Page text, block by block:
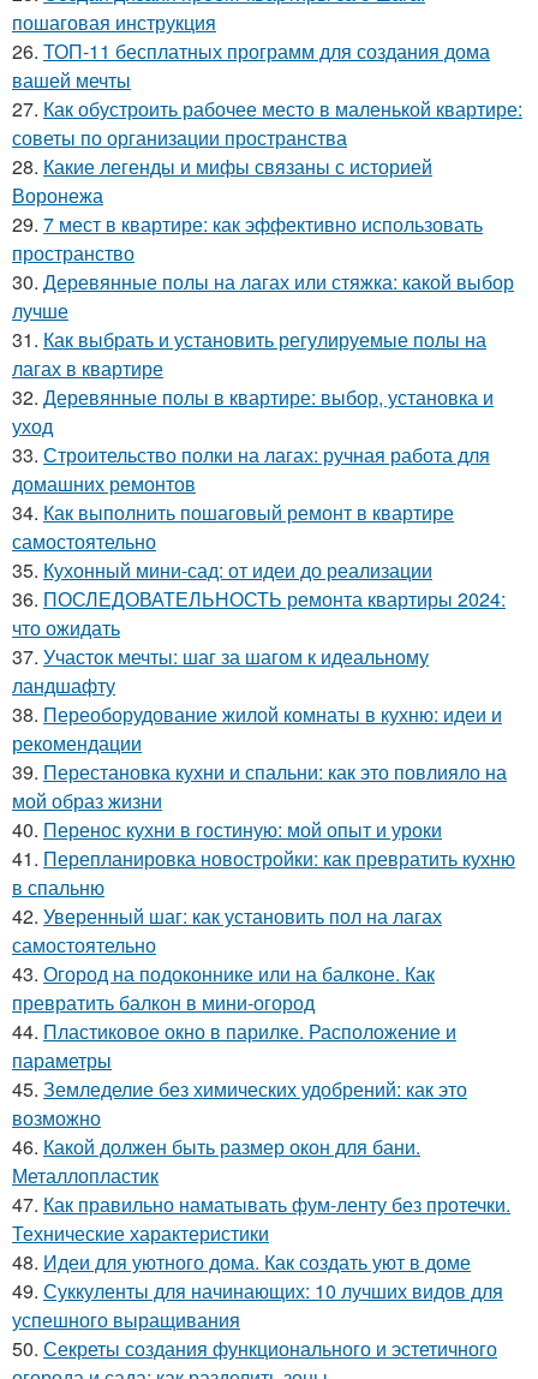
пошаговая инструкция
26. ТОП-11 бесплатных программ для создания дома
вашей мечты
27. Как обустроить рабочее место в маленькой квартире:
советы по организации пространства
28. Какие легенды и мифы связаны с историей
Воронежа
29. 7 мест в квартире: как эффективно использовать
пространство
30. Деревянные полы на лагах или стяжка: какой выбор
лучше
31. Как выбрать и установить регулируемые полы на
лагах в квартире
32. Деревянные полы в квартире: выбор, установка и
уход
33. Строительство полки на лагах: ручная работа для
домашних ремонтов
34. Как выполнить пошаговый ремонт в квартире
самостоятельно
35. Кухонный мини-сад: от идеи до реализации
36. ПОСЛЕДОВАТЕЛЬНОСТЬ ремонта квартиры 2024:
что ожидать
37. Участок мечты: шаг за шагом к идеальному
ландшафту
38. Переоборудование жилой комнаты в кухню: идеи и
рекомендации
39. Перестановка кухни и спальни: как это повлияло на
мой образ жизни
40. Перенос кухни в гостиную: мой опыт и уроки
41. Перепланировка новостройки: как превратить кухню
в спальню
42. Уверенный шаг: как установить пол на лагах
самостоятельно
43. Огород на подоконнике или на балконе. Как
превратить балкон в мини-огород
44. Пластиковое окно в парилке. Расположение и
параметры
45. Земледелие без химических удобрений: как это
возможно
46. Какой должен быть размер окон для бани.
Металлопластик
47. Как правильно наматывать фум-ленту без протечки.
Технические характеристики
48. Идеи для уютного дома. Как создать уют в доме
49. Суккуленты для начинающих: 10 лучших видов для
успешного выращивания
50. Секреты создания функционального и эстетичного